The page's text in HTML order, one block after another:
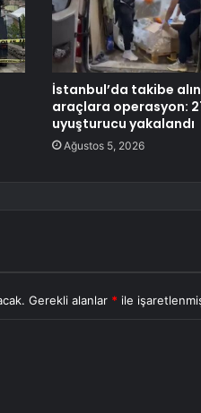
İstanbul’da takibe
araçlara operasyon:
uyuşturucu yakalandı
Ağustos 5, 2026
Gerekli alanlar * ile